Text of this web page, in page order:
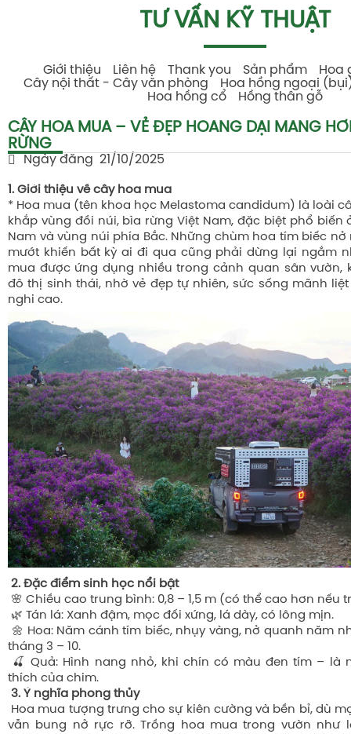
TƯ VẤN KỸ THUẬT
Giới thiệu Liên hệ Thank you Sản phẩm
Hoa
Cây nội thất - Cây văn phòng
Hoa hồng ngoại
Hoa hồng cổ
Hồng thân gỗ
CÂY HOA MUA – VẺ ĐẸP HOANG DẠI MANG
RỪNG
Ngày đăng 21/10/2025
1. Giới thiệu về cây hoa mua
* Hoa mua (tên khoa học Melastoma candidum) là loài
khắp vùng đồi núi, bìa rừng Việt Nam, đặc biệt phổ biến
Nam và vùng núi phía Bắc. Những chùm hoa tím biếc nở
mướt khiến bất kỳ ai đi qua cũng phải dừng lại ngắm
mua được ứng dụng nhiều trong cảnh quan sân vườn,
đô thị sinh thái, nhờ vẻ đẹp tự nhiên, sức sống mãnh
nghi cao.
2. Đặc điểm sinh học nổi bật
🌸 Chiều cao trung bình: 0,8 – 1,5 m (có thể cao hơn nếu
🌿 Tán lá: Xanh đậm, mọc đối xứng, lá dày, có lông mịn.
🌼 Hoa: Năm cánh tím biếc, nhụy vàng, nở quanh năm
tháng 3 – 10.
🍒 Quả: Hình nang nhỏ, khi chín có màu đen tím – là
thích của chim.
3. Ý nghĩa phong thủy
Hoa mua tượng trưng cho sự kiên cường và bền bỉ, dù
vẫn bung nở rực rỡ. Trồng hoa mua trong vườn như